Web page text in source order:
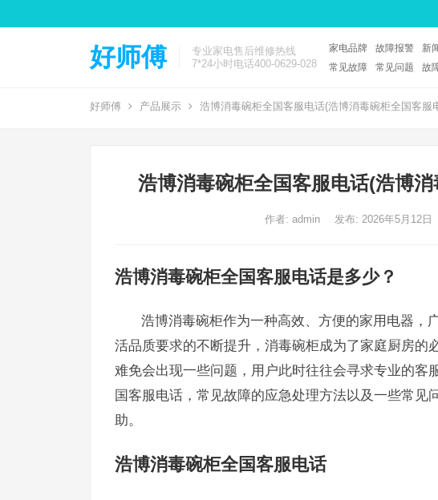
好师傅
专业家电售后维修热线
7*24小时电话400-0629-028
家电品牌 故障报警 新
常见故障
常见问题 故
好师傅 产品展示 浩博消毒碗柜全国客服电话(浩博消毒碗柜全国客服
浩博消毒碗柜全国客服电话(浩博
作者: admin 发布: 2026年5月12日
浩博消毒碗柜全国客服电话是多少？
浩博消毒碗柜作为一种高效、方便的家用电器，
活品质要求的不断提升，消毒碗柜成为了家庭厨房的
难免会出现一些问题，用户此时往往会寻求专业的客
国客服电话，常见故障的应急处理方法以及一些常见
助。
浩博消毒碗柜全国客服电话